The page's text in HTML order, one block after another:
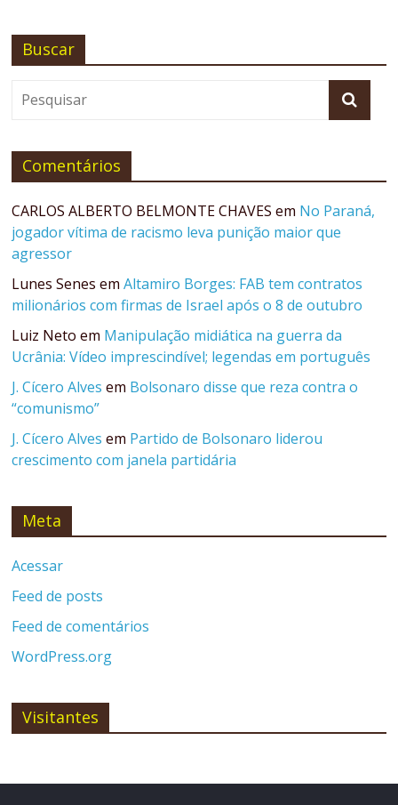
Buscar
Comentários
CARLOS ALBERTO BELMONTE CHAVES em No Paraná,
jogador vítima de racismo leva punição maior que
agressor
Lunes Senes emAltamiro Borges: FAB tem contratos
milionários com firmas de Israel após o 8 de outubro
Luiz Neto em Manipulação midiática na guerra da
Ucrânia: Vídeo imprescindível; legendas em português
J. Cícero Alves em Bolsonaro disse que reza contra o
“comunismo”
J. Cícero Alves em Partido de Bolsonaro liderou
crescimento com janela partidária
Meta
Acessar
Feed de posts
Feed de comentários
WordPress.org
Visitantes